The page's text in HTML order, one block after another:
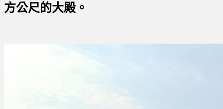
方公尺的大殿。